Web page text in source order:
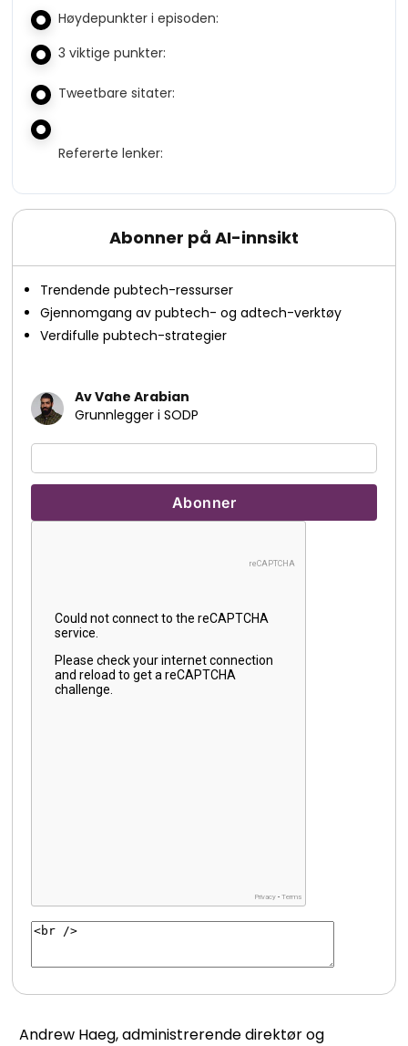
Høydepunkter i episoden:
3 viktige punkter:
Tweetbare sitater:
Refererte lenker:
Abonner på AI-innsikt
Trendende pubtech-ressurser
Gjennomgang av pubtech- og adtech-verktøy
Verdifulle pubtech-strategier
Av Vahe Arabian
Grunnlegger i SODP
Andrew Haeg, administrerende direktør og